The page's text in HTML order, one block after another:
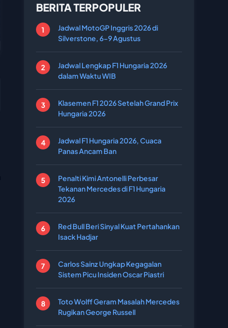
BERITA TERPOPULER
Jadwal MotoGP Inggris 2026 di
Silverstone, 6-9 Agustus
Jadwal Lengkap F1 Hungaria 2026
dalam Waktu WIB
Klasemen F1 2026 Setelah Grand Prix
Hungaria 2026
Jadwal F1 Hungaria 2026, Cuaca
Panas Ancam Ban
Penalti Kimi Antonelli Perbesar
Tekanan Mercedes di F1 Hungaria
2026
Red Bull Beri Sinyal Kuat Pertahankan
Isack Hadjar
Carlos Sainz Ungkap Kegagalan
Sistem Picu Insiden Oscar Piastri
Toto Wolff Geram Masalah Mercedes
Rugikan George Russell